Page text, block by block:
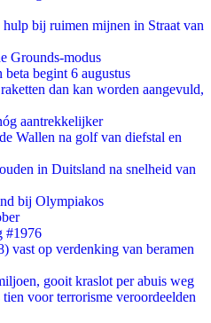
bij ruimen mijnen in Straat van
Grounds-modus
begint 6 augustus
dan kan worden aangevuld,
aantrekkelijker
Wallen na golf van diefstal en
in Duitsland na snelheid van
bij Olympiakos
#1976
vast op verdenking van beramen
gooit kraslot per abuis weg
voor terrorisme veroordeelden